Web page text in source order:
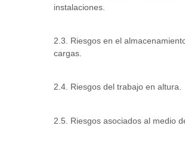
instalaciones.
2.3. Riesgos en el
cargas.
2.4. Riesgos del trabajo en altura.
2.5. Riesgos asociados al medio